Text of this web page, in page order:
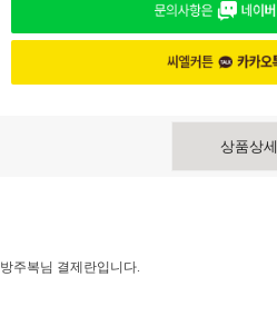
상품상세
방주복님 결제란입니다.